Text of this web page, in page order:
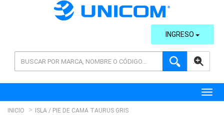
AVANZADA
INGRESO
INICIO ISLA / PIE DE CAMA TAURUS GRIS